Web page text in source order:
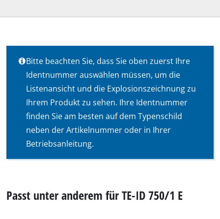
Bitte beachten Sie, dass Sie oben zuerst Ihre
Identnummer auswählen müssen, um die
Listenansicht und die Explosionszeichnung zu
Ihrem Produkt zu sehen. Ihre Identnummer
finden Sie am besten auf dem Typenschild
neben der Artikelnummer oder in Ihrer
Betriebsanleitung.
Passt unter anderem für TE-ID 750/1 E